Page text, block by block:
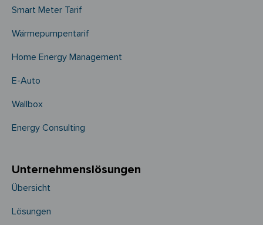
Smart Meter Tarif
Wärmepumpentarif
Home Energy Management
E-Auto
Wallbox
Energy Consulting
Unternehmens­­lösungen
Übersicht
Lösungen